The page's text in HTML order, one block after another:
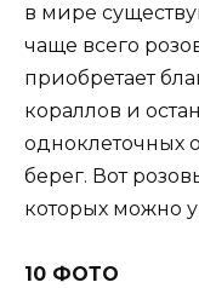
в мире
чаще всего
приобретает
кораллов и
одноклеточных
берег. Вот
которых можно
10 ФОТО